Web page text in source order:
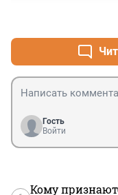
Гость
Войти
Кому